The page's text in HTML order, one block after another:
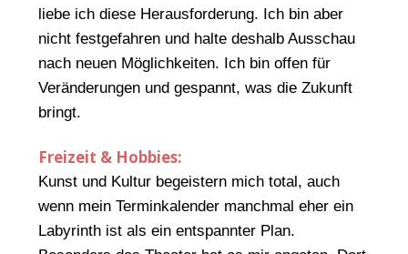
liebe ich diese Herausforderung. Ich bin aber
nicht festgefahren und halte deshalb Ausschau
nach neuen Möglichkeiten. Ich bin offen für
Veränderungen und gespannt, was die Zukunft
bringt.
Freizeit & Hobbies:
Kunst und Kultur begeistern mich total, auch
wenn mein Terminkalender manchmal eher ein
Labyrinth ist als ein entspannter Plan.